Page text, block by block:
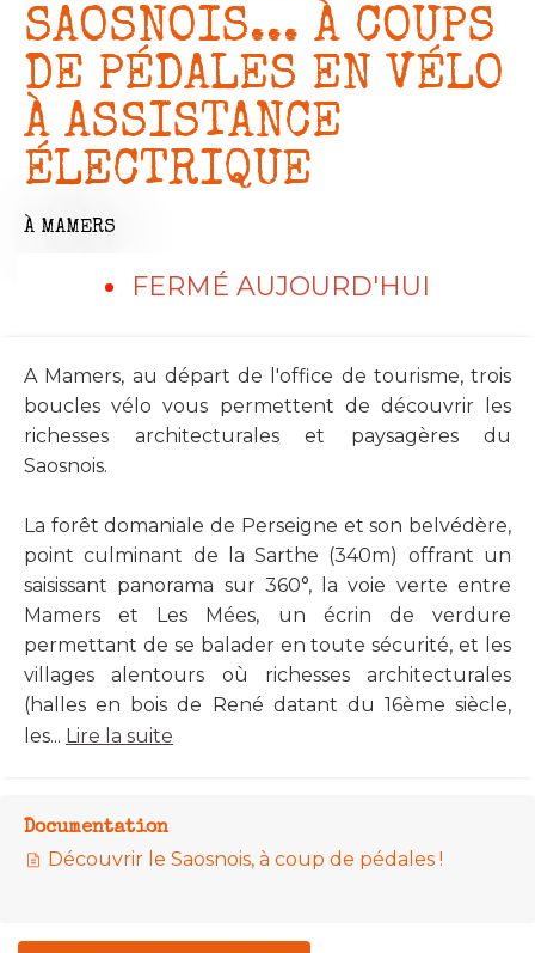
SAOSNOIS... À COUPS
DE PÉDALES EN VÉLO
À ASSISTANCE
ÉLECTRIQUE
À MAMERS
FERMÉ AUJOURD'HUI
A Mamers, au départ de l'office de tourisme, trois
boucles vélo vous permettent de découvrir les
richesses architecturales et paysagères du
Saosnois.
La forêt domaniale de Perseigne et son belvédère,
point culminant de la Sarthe (340m) offrant un
saisissant panorama sur 360°, la voie verte entre
Mamers et Les Mées, un écrin de verdure
permettant de se balader en toute sécurité, et les
villages alentours où richesses architecturales
(halles en bois de René datant du 16ème siècle,
les... Lire la suite
Documentation
Découvrir le Saosnois, à coup de pédales !